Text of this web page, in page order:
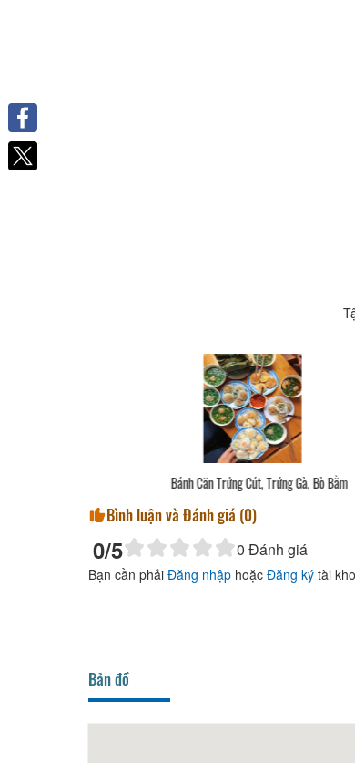
Bánh Căn Bò Bằm
Bình luận và Đánh giá (0)
0/5 0 Đánh giá
Bạn cần phải Đăng nhập hoặc Đăng ký tài
Bản đồ
Facebook